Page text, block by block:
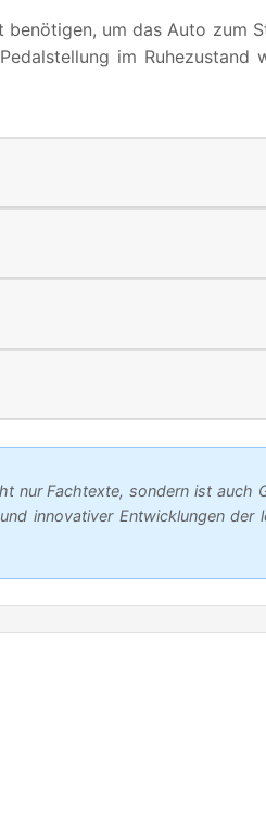
um das Auto zum
im Ruhezustand
nur Fachtexte, sondern ist auch
innovativer Entwicklungen der